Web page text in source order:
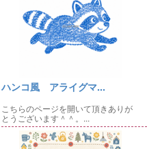
ハンコ風 アライグマ...
こちらのページを開いて頂きありが
とうございます＾＾。...